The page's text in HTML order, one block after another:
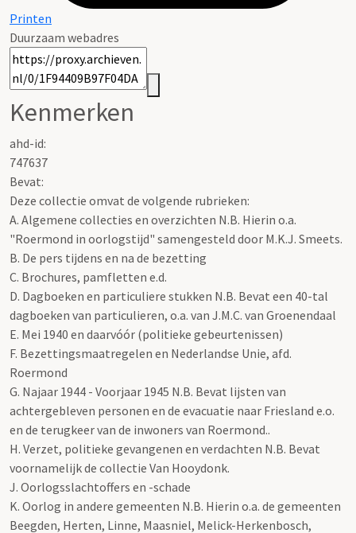
Printen
Duurzaam webadres
Kenmerken
ahd-id:
747637
Bevat:
Deze collectie omvat de volgende rubrieken:
A. Algemene collecties en overzichten N.B. Hierin o.a.
"Roermond in oorlogstijd" samengesteld door M.K.J. Smeets.
B. De pers tijdens en na de bezetting
C. Brochures, pamfletten e.d.
D. Dagboeken en particuliere stukken N.B. Bevat een 40-tal
dagboeken van particulieren, o.a. van J.M.C. van Groenendaal
E. Mei 1940 en daarvóór (politieke gebeurtenissen)
F. Bezettingsmaatregelen en Nederlandse Unie, afd.
Roermond
G. Najaar 1944 - Voorjaar 1945 N.B. Bevat lijsten van
achtergebleven personen en de evacuatie naar Friesland e.o.
en de terugkeer van de inwoners van Roermond..
H. Verzet, politieke gevangenen en verdachten N.B. Bevat
voornamelijk de collectie Van Hooydonk.
J. Oorlogsslachtoffers en -schade
K. Oorlog in andere gemeenten N.B. Hierin o.a. de gemeenten
Beegden, Herten, Linne, Maasniel, Melick-Herkenbosch,